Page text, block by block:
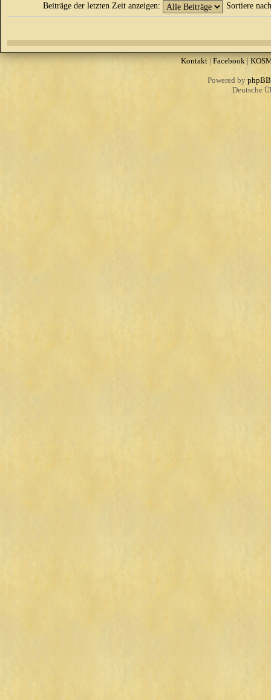
Beiträge der letzten Zeit anzeigen: Sortiere
Kontakt| Facebook |
Powered by phpBB
Deutsche